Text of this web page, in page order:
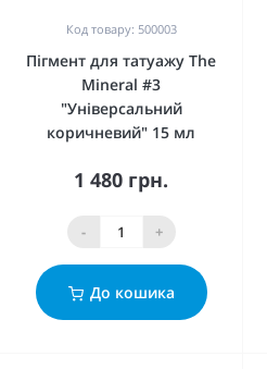
Код товару: 500003
Пігмент для татуажу The
Mineral #3
"Універсальний
коричневий" 15 мл
1 480 грн.
- +
До кошика